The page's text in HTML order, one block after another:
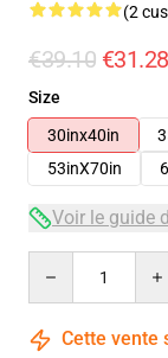
(2
€39.10 €31.28
Size
30inx40in
53inX70in
Voir le guide
Cette vente